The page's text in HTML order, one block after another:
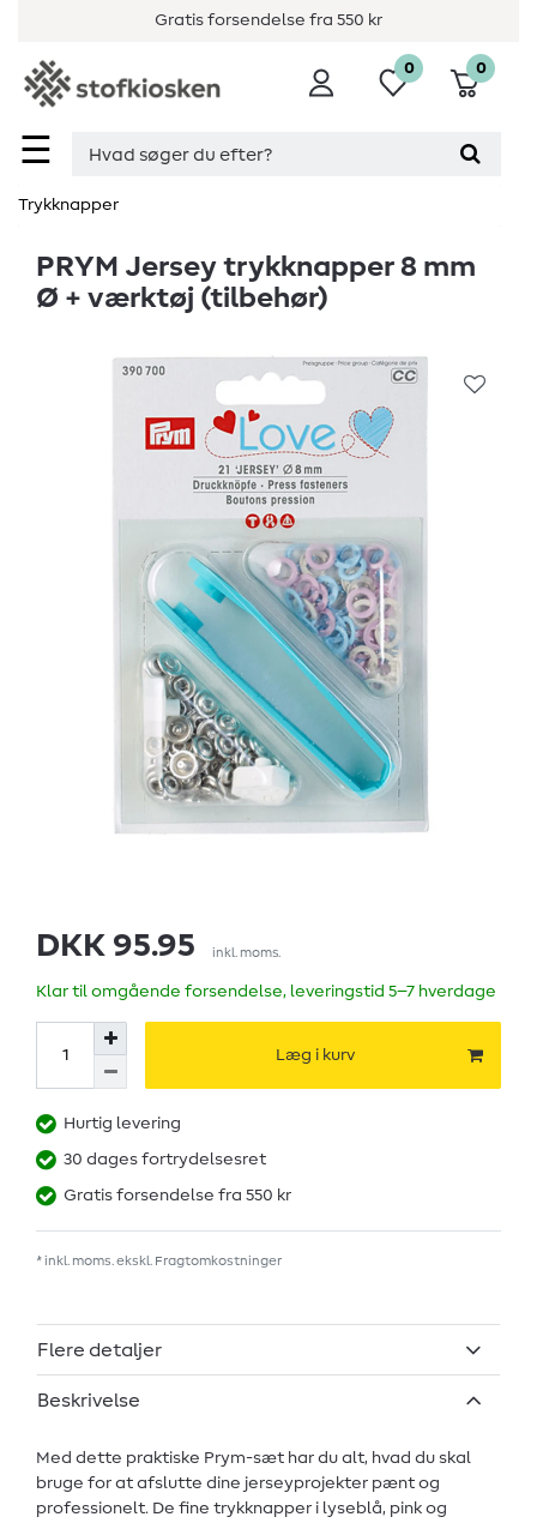
Gratis forsendelse fra 550 kr
☰
0 0
Trykknapper
PRYM Jersey trykknapper 8 mm
Ø + værktøj (tilbehør)
DKK 95.95 inkl. moms.
Klar til omgående forsendelse, leveringstid 5–7 hverdage
Læg i kurv
Hurtig levering
30 dages fortrydelsesret
Gratis forsendelse fra 550 kr
* inkl. moms. ekskl. Fragtomkostninger
Flere detaljer
Beskrivelse
Med dette praktiske Prym-sæt har du alt, hvad du skal
bruge for at afslutte dine jerseyprojekter pænt og
professionelt. De fine trykknapper i lyseblå, pink og